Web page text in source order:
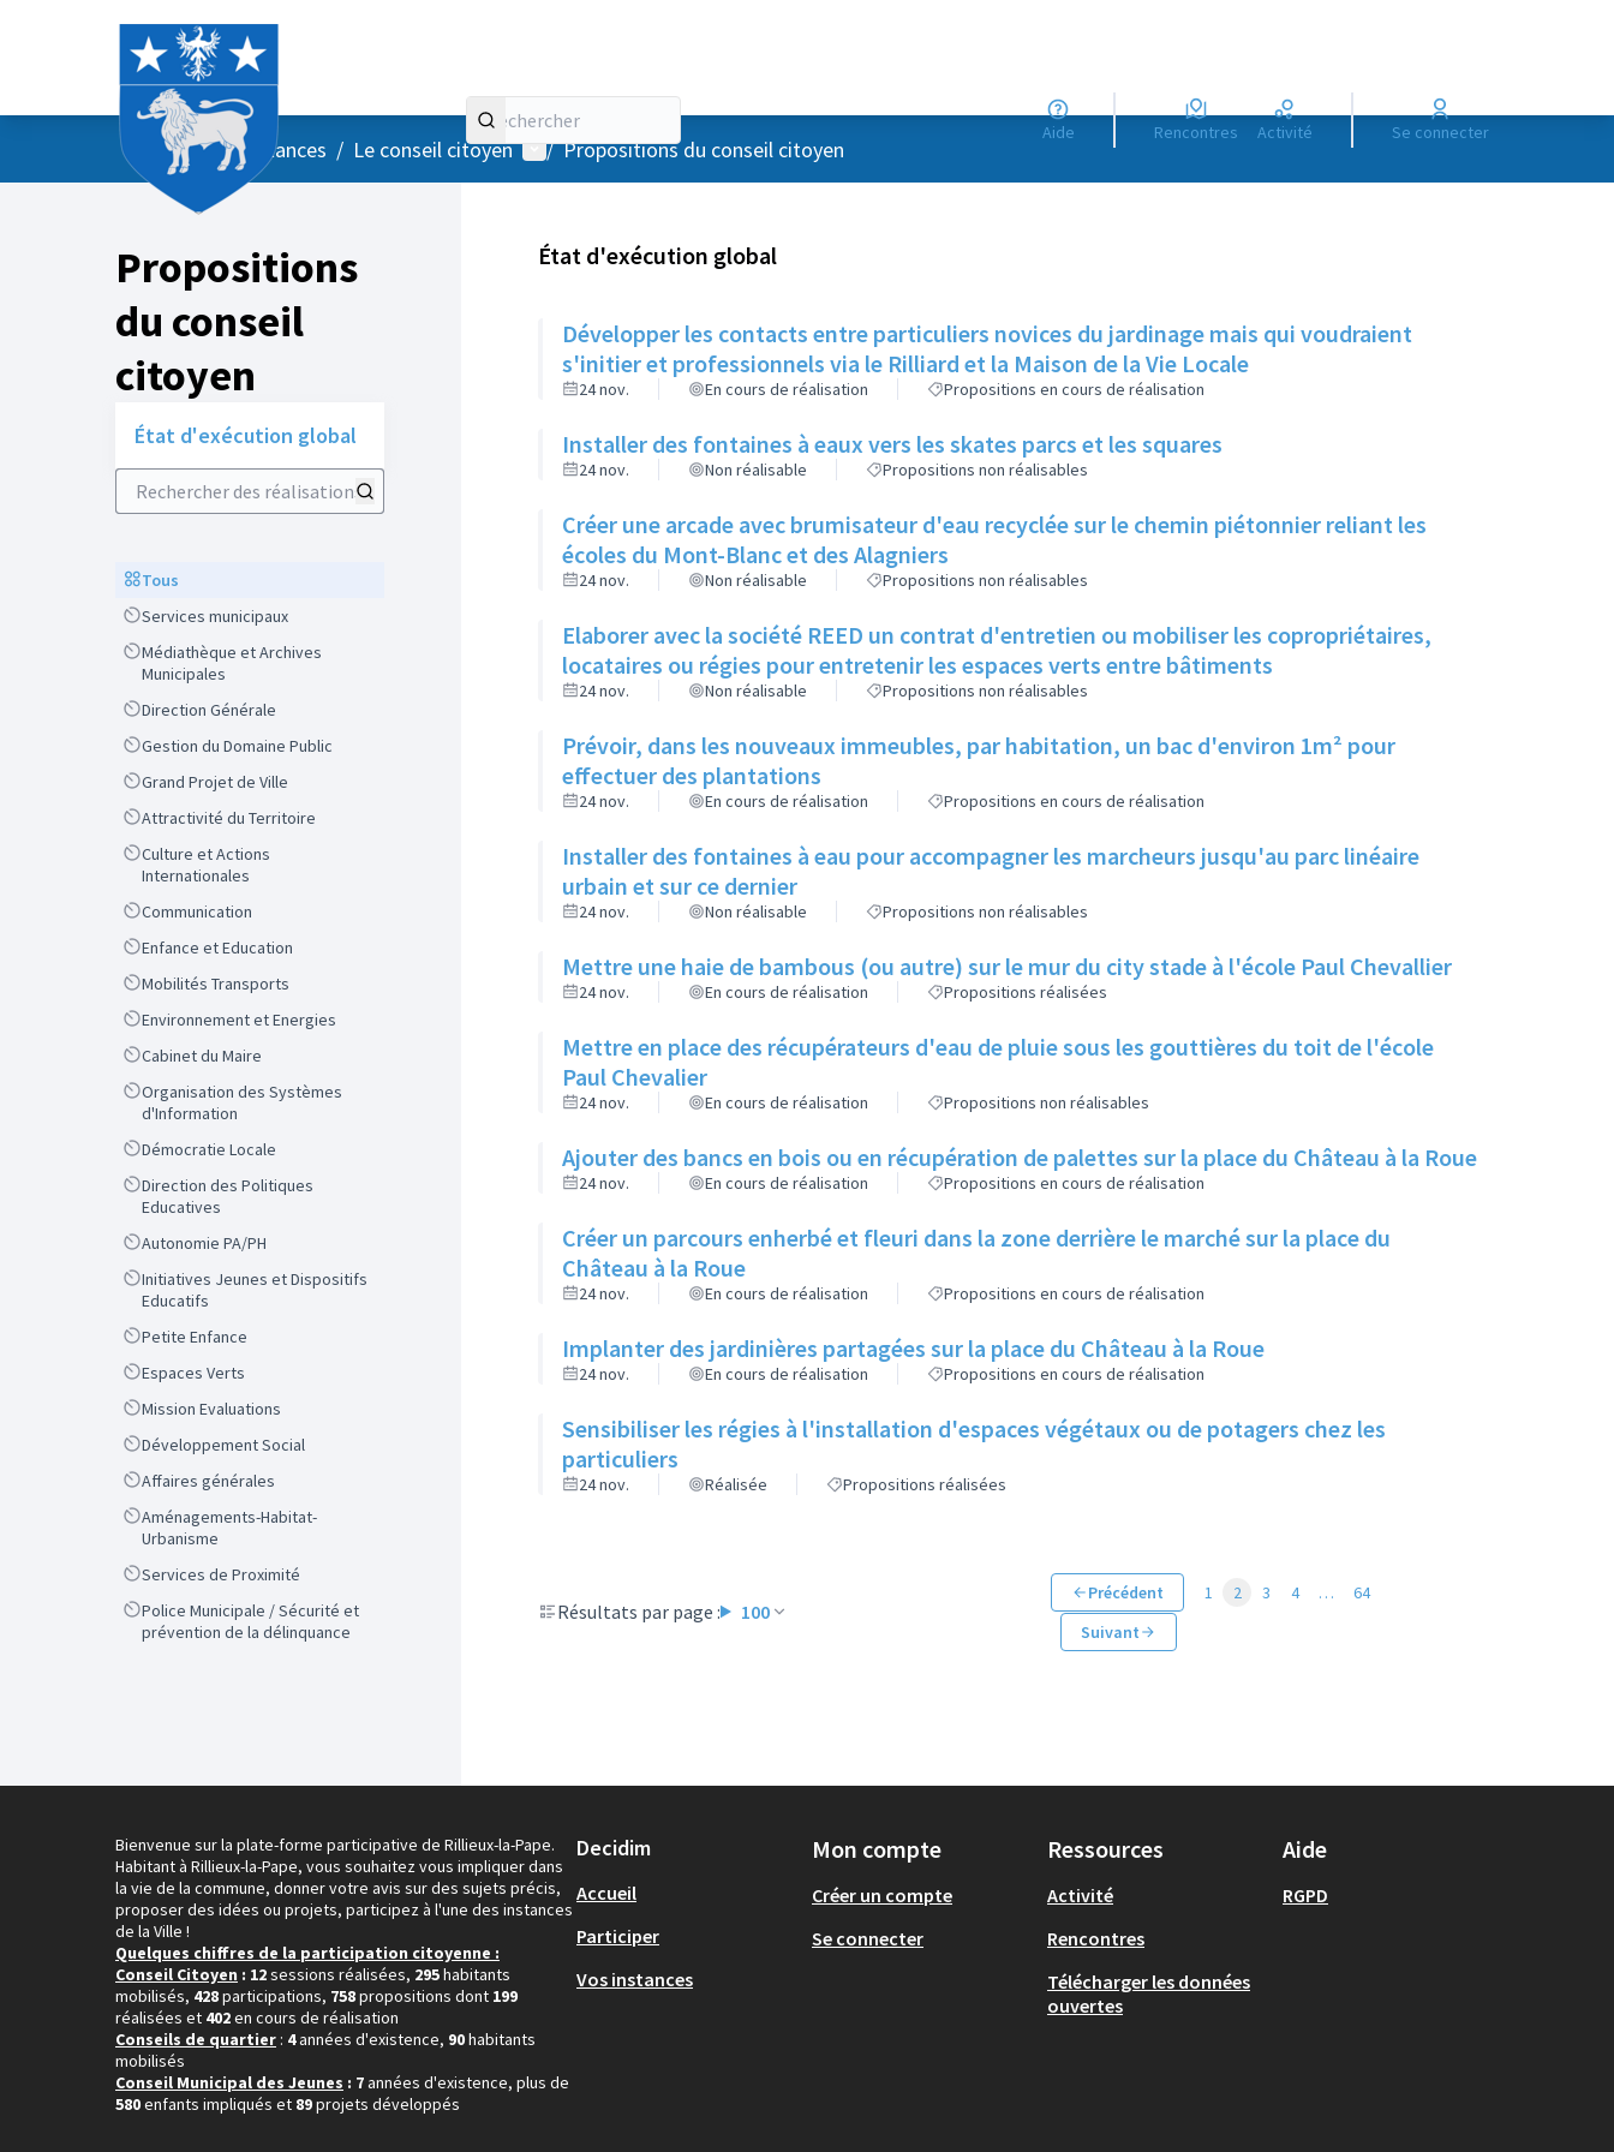
Aide Rencontres Activité Se connecter
AccueilMenu principal
/ Vos instances / Le conseil citoyen Menu utilisateur
/ Propositions du conseil citoyen
Propositions
du conseil
citoyen
État d'exécution global
Rechercher des réalisations
ScopeTous
ScopeServices municipaux
Scope
Médiathèque et Archives
Municipales
ScopeDirection Générale
ScopeGestion du Domaine Public
ScopeGrand Projet de Ville
ScopeAttractivité du Territoire
Scope
Culture et Actions
Internationales
ScopeCommunication
ScopeEnfance et Education
ScopeMobilités Transports
ScopeEnvironnement et Energies
ScopeCabinet du Maire
Scope
Organisation des Systèmes
d'Information
ScopeDémocratie Locale
Scope
Direction des Politiques
Educatives
ScopeAutonomie PA/PH
Scope
Initiatives Jeunes et Dispositifs
Educatifs
ScopePetite Enfance
ScopeEspaces Verts
ScopeMission Evaluations
ScopeDéveloppement Social
ScopeAffaires générales
Scope
Aménagements-Habitat-
Urbanisme
ScopeServices de Proximité
Scope
Police Municipale / Sécurité et
prévention de la délinquance
État d'exécution global
Développer les contacts entre particuliers novices du jardinage mais qui voudraient
s'initier et professionnels via le Rilliard et la Maison de la Vie Locale
24 nov. En cours de réalisation Propositions en cours de réalisation
Installer des fontaines à eaux vers les skates parcs et les squares
24 nov. Non réalisable Propositions non réalisables
Créer une arcade avec brumisateur d'eau recyclée sur le chemin piétonnier reliant les
écoles du Mont-Blanc et des Alagniers
24 nov. Non réalisable Propositions non réalisables
Elaborer avec la société REED un contrat d'entretien ou mobiliser les copropriétaires,
locataires ou régies pour entretenir les espaces verts entre bâtiments
24 nov. Non réalisable Propositions non réalisables
Prévoir, dans les nouveaux immeubles, par habitation, un bac d'environ 1m² pour
effectuer des plantations
24 nov. En cours de réalisation Propositions en cours de réalisation
Installer des fontaines à eau pour accompagner les marcheurs jusqu'au parc linéaire
urbain et sur ce dernier
24 nov. Non réalisable Propositions non réalisables
Mettre une haie de bambous (ou autre) sur le mur du city stade à l'école Paul Chevallier
24 nov. En cours de réalisation Propositions réalisées
Mettre en place des récupérateurs d'eau de pluie sous les gouttières du toit de l'école
Paul Chevalier
24 nov. En cours de réalisation Propositions non réalisables
Ajouter des bancs en bois ou en récupération de palettes sur la place du Château à la Roue
24 nov. En cours de réalisation Propositions en cours de réalisation
Créer un parcours enherbé et fleuri dans la zone derrière le marché sur la place du
Château à la Roue
24 nov. En cours de réalisation Propositions en cours de réalisation
Implanter des jardinières partagées sur la place du Château à la Roue
24 nov. En cours de réalisation Propositions en cours de réalisation
Sensibiliser les régies à l'installation d'espaces végétaux ou de potagers chez les
particuliers
24 nov. Réalisée Propositions réalisées
Résultats par page : 100
Précédent 1 2 3 4 …
64
Suivant
Bienvenue sur la plate-forme participative de Rillieux-la-Pape.
Habitant à Rillieux-la-Pape, vous souhaitez vous impliquer dans
la vie de la commune, donner votre avis sur des sujets précis,
proposer des idées ou projets, participez à l'une des instances
de la Ville !
Quelques chiffres de la participation citoyenne :
Conseil Citoyen : 12sessions réalisées, 295habitants
mobilisés, 428participations, 758propositions dont 199
réalisées et 402en cours de réalisation
Conseils de quartier : 4années d'existence, 90habitants
mobilisés
Conseil Municipal des Jeunes : 7années d'existence, plus de
580enfants impliqués et 89projets développés
Decidim
Accueil
Participer
Vos instances
Mon compte
Créer un compte
Se connecter
Ressources
Activité
Rencontres
Télécharger les données
ouvertes
Aide
RGPD